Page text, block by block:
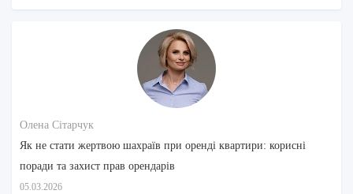
Олена Сітарчук
Як не стати жертвою шахраїв при оренді квартири: корисні
поради та захист прав орендарів
05.03.2026